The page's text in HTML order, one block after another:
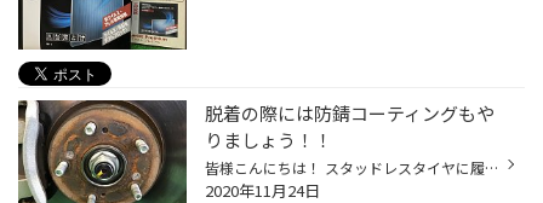
脱着の際には防錆コーティングもや
りましょう！！
皆様こんにちは！ スタッドレスタイヤに履き替えてるお客様が 多くなってきました！！ 冬に向けての準備は早めに終わらせましょう。 履き替えの際には、ご一緒に防錆コーティングをオススメします！ こちらがハブ部になります。↓ 錆が酷く発生していると、ホイールとハブ部がくっついてしまい 外れ...
2020年11月24日